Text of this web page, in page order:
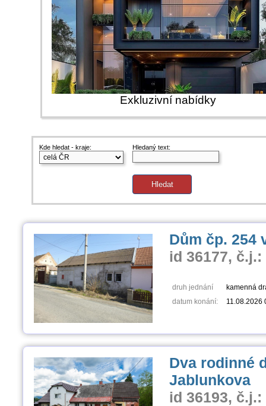
Exkluzivní nabídky
Kde hledat - kraje: Hledaný text:
Dům čp. 254
id 36177, č.j.:
druh jednání
kamenná
datum konání:
11.08.2026
Dva rodinné
Jablunkova
id 36193, č.j.: